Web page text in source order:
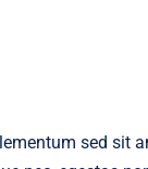
sed sit